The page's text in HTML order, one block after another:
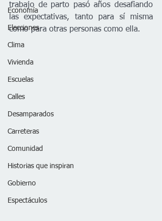
Economía
Elecciones
Clima
Vivienda
Escuelas
Calles
Desamparados
Carreteras
Comunidad
Historias que inspiran
Gobierno
Espectáculos
trabajo de parto pasó años desafiando
las expectativas, tanto para sí misma
como para otras personas como ella.